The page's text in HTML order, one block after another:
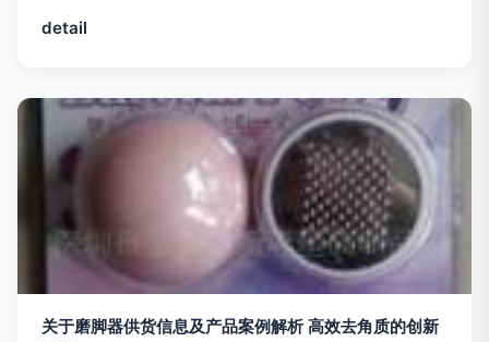
detail
关于磨脚器供货信息及产品案例解析 高效去角质的创新